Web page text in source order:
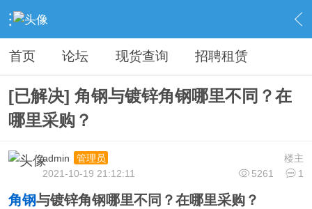
› 钢铁综合服务 › 钢铁问答 › 内容
首页 论坛 现货查询 招聘租赁
[已解决] 角钢与镀锌角钢哪里不同？在
哪里采购？
楼主
admin
管理员
5261
1
2021-10-19 21:12:11
角钢与镀锌角钢哪里不同 ？在哪里采购？